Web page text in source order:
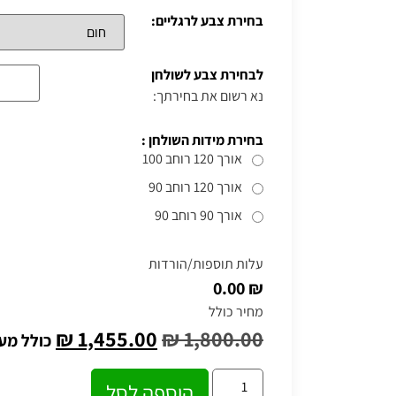
בחירת צבע לרגליים:
לבחירת צבע לשולחן
נא רשום את בחירתך:
בחירת מידות השולחן :
אורך 120 רוחב 100
אורך 120 רוחב 90
אורך 90 רוחב 90
עלות תוספות/הורדות
₪ 0.00
מחיר כולל
₪1,800.00
₪ 1,455.00 כולל